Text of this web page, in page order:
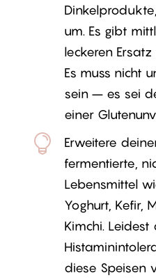
um. Es gibt
leckeren
Es muss nicht
sein – es sei
einer

Erweitere
fermentierte,
Lebensmittel
Yoghurt, Kefir,
Kimchi.
diese Speisen